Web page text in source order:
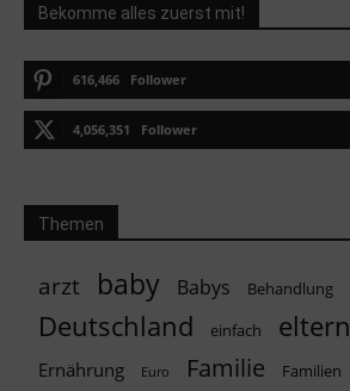
Bekomme alles zuerst mit!
616,466 Follower
4,056,351 Follower
Themen
arzt baby Babys Behandlung
Deutschland einfach eltern
Ernährung Euro Familie Familien